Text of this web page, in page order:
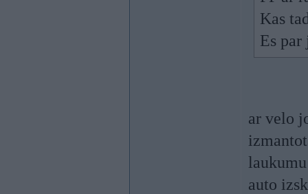
Kas
Es
ar velo
auto